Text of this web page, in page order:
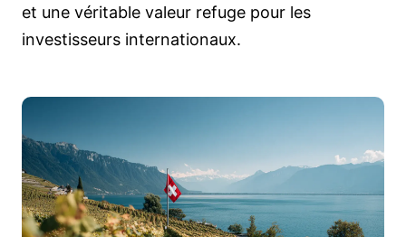
et une véritable valeur refuge pour les
investisseurs internationaux.